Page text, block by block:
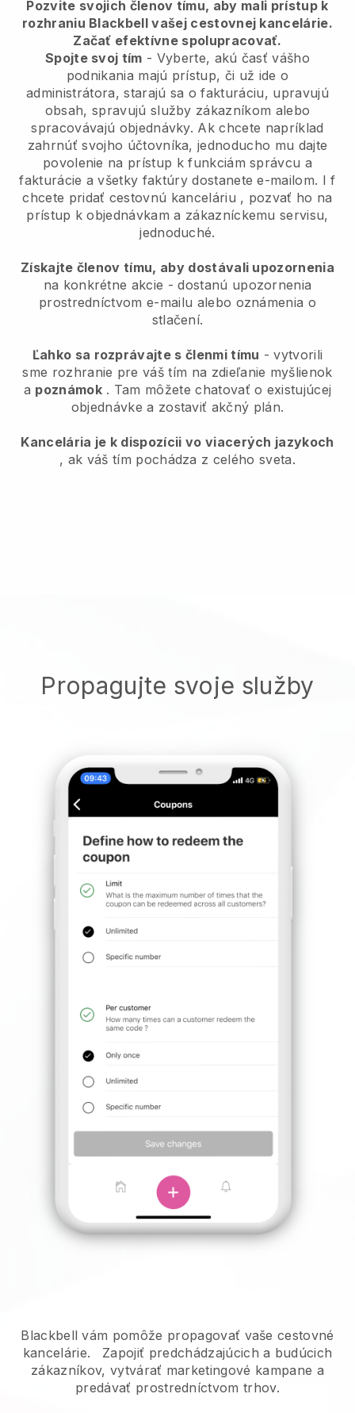
Pozvite svojich členov tímu, aby mali prístup k
rozhraniu Blackbell vašej cestovnej kancelárie.
Začať efektívne spolupracovať.
Spojte svoj tím - Vyberte, akú časť vášho
podnikania majú prístup, či už ide o
administrátora, starajú sa o fakturáciu, upravujú
obsah, spravujú služby zákazníkom alebo
spracovávajú objednávky. Ak chcete napríklad
zahrnúť svojho účtovníka, jednoducho mu dajte
povolenie na prístup k funkciám správcu a
fakturácie a všetky faktúry dostanete e-mailom. If
chcete pridať cestovnú kanceláriu , pozvať ho na
prístup k objednávkam a zákazníckemu servisu,
jednoduché.
Získajte členov tímu, aby dostávali upozornenia
na konkrétne akcie - dostanú upozornenia
prostredníctvom e-mailu alebo oznámenia o
stlačení.
Ľahko sa rozprávajte s členmi tímu - vytvorili
sme rozhranie pre váš tím na zdieľanie myšlienok
a poznámok. Tam môžete chatovať o existujúcej
objednávke a zostaviť akčný plán.
Kancelária je k dispozícii vo viacerých jazykoch
, ak váš tím pochádza z celého sveta.
Propagujte svoje služby
Blackbell vám pomôže propagovať vaše cestovné
kancelárie.
Zapojiť predchádzajúcich a budúcich
zákazníkov, vytvárať marketingové kampane a
predávať prostredníctvom trhov.